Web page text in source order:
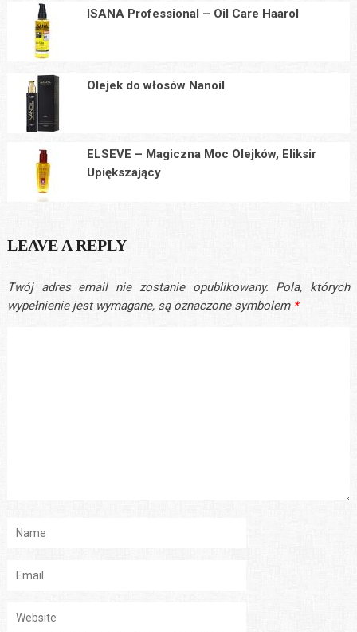
ISANA Professional – Oil Care Haarol
Olejek do włosów Nanoil
ELSEVE – Magiczna Moc Olejków, Eliksir
Upiększający
LEAVE A REPLY
Twój adres email nie zostanie opublikowany. Pola, których
wypełnienie jest wymagane, są oznaczone symbolem *